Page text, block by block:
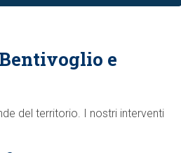
e
del territorio. I nostri interventi